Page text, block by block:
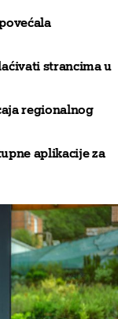
strancima u
regionalnog
aplikacije za